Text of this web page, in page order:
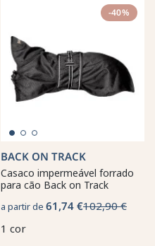
-40%
BACK ON TRACK
Casaco impermeável forrado
para cão Back on Track
a partir de 61,74 €102,90 €
1 cor